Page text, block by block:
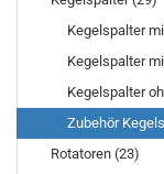
Kegelspalter
Kegelspalter
Kegelspalter
Zubehör
Rotatoren (23)